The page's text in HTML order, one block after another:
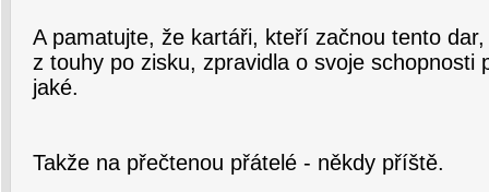
A pamatujte, že kartáři, kteří začnou tento
z touhy po zisku, zpravidla o svoje schopnosti
jaké.
Takže na přečtenou přátelé - někdy příště.